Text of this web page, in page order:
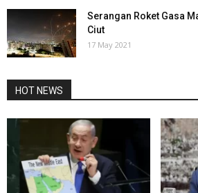
Serangan Roket Gasa
Ciut
17 May 2021
HOT NEWS